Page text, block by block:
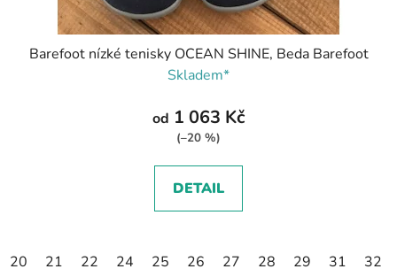
Barefoot nízké tenisky OCEAN SHINE, Beda Barefoot
Skladem*
od 1 063 Kč
(–20 %)
DETAIL
20 21 22 24 25 26 27 28 29 31 32